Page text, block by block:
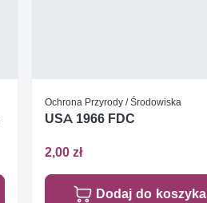
Ochrona Przyrody / Środowiska
USA 1966 FDC
2,00 zł
Dodaj do koszyka